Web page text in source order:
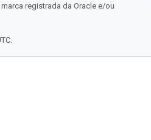
marca registrada da Oracle e/ou